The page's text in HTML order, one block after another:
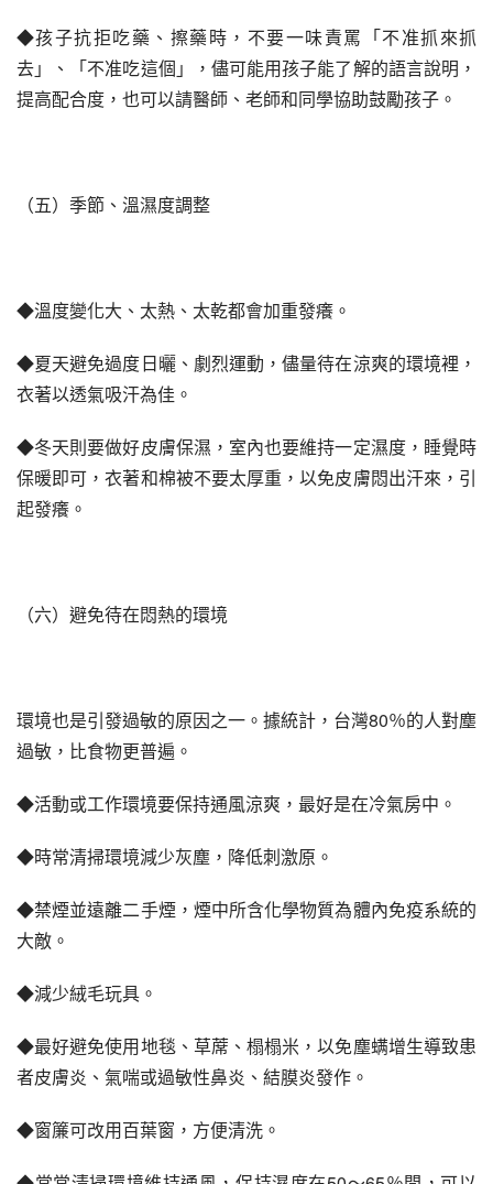
◆孩子抗拒吃藥、擦藥時，不要一味責罵「不准抓來抓
去」、「不准吃這個」，儘可能用孩子能了解的語言說明，
提高配合度，也可以請醫師、老師和同學協助鼓勵孩子。
（五）季節、溫濕度調整
◆溫度變化大、太熱、太乾都會加重發癢。
◆夏天避免過度日曬、劇烈運動，儘量待在涼爽的環境裡，
衣著以透氣吸汗為佳。
◆冬天則要做好皮膚保濕，室內也要維持一定濕度，睡覺時
保暖即可，衣著和棉被不要太厚重，以免皮膚悶出汗來，引
起發癢。
（六）避免待在悶熱的環境
環境也是引發過敏的原因之一。據統計，台灣80％的人對塵
過敏，比食物更普遍。
◆活動或工作環境要保持通風涼爽，最好是在冷氣房中。
◆時常清掃環境減少灰塵，降低刺激原。
◆禁煙並遠離二手煙，煙中所含化學物質為體內免疫系統的
大敵。
◆減少絨毛玩具。
◆最好避免使用地毯、草蓆、榻榻米，以免塵螨增生導致患
者皮膚炎、氣喘或過敏性鼻炎、結膜炎發作。
◆窗簾可改用百葉窗，方便清洗。